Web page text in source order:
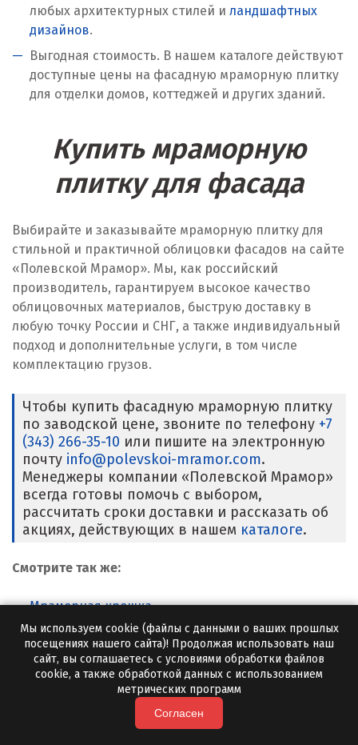
любых архитектурных стилей и ландшафтных
дизайнов.
Выгодная стоимость. В нашем каталоге действуют
доступные цены на фасадную мраморную плитку
для отделки домов, коттеджей и других зданий.
Купить мраморную
плитку для фасада
Выбирайте и заказывайте мраморную плитку для
стильной и практичной облицовки фасадов на сайте
«Полевской Мрамор». Мы, как российский
производитель, гарантируем высокое качество
облицовочных материалов, быструю доставку в
любую точку России и СНГ, а также индивидуальный
подход и дополнительные услуги, в том числе
комплектацию грузов.
Чтобы купить фасадную мраморную плитку
по заводской цене, звоните по телефону +7
(343) 266-35-10 или пишите на электронную
почту info@polevskoi-mramor.com.
Менеджеры компании «Полевской Мрамор»
всегда готовы помочь с выбором,
рассчитать сроки доставки и рассказать об
акциях, действующих в нашем каталоге.
Смотрите так же:
Мраморная крошка
Мраморный щебень
Мраморный отсев
Позвоните нам
+7 (343)266-35-10
Мы используем cookie (файлы с данными о ваших прошлых
посещениях нашего сайта)! Продолжая использовать наш
сайт, вы соглашаетесь с условиями обработки файлов
cookie, а также обработкой данных с использованием
метрических программ
Согласен